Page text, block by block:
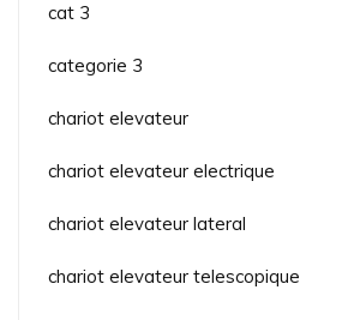
cat 3
categorie 3
chariot elevateur
chariot elevateur electrique
chariot elevateur lateral
chariot elevateur telescopique